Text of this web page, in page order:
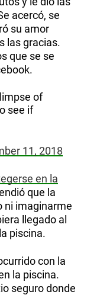
acercó, se
su amor
las gracias.
que se se
of
see if
11, 2018
en la
que la
ni imaginarme
llegado al
piscina.
con la
la piscina.
seguro donde